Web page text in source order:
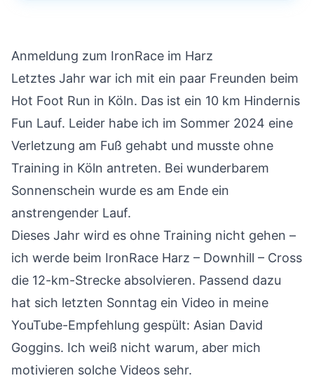
Anmeldung zum IronRace im Harz
Letztes Jahr war ich mit ein paar Freunden beim
Hot Foot Run in Köln. Das ist ein 10 km Hindernis
Fun Lauf. Leider habe ich im Sommer 2024 eine
Verletzung am Fuß gehabt und musste ohne
Training in Köln antreten. Bei wunderbarem
Sonnenschein wurde es am Ende ein
anstrengender Lauf.
Dieses Jahr wird es ohne Training nicht gehen –
ich werde beim IronRace Harz – Downhill – Cross
die 12-km-Strecke absolvieren. Passend dazu
hat sich letzten Sonntag ein Video in meine
YouTube-Empfehlung gespült: Asian David
Goggins. Ich weiß nicht warum, aber mich
motivieren solche Videos sehr.